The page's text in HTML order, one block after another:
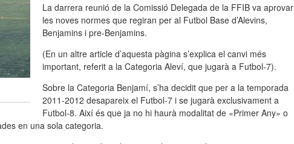
La darrera reunió de la Comissió Delegada de la FFIB va aprovar
les noves normes que regiran per al Futbol Base d’Alevins,
Benjamins i pre-Benjamins.
(En un altre article d’aquesta pàgina s’explica el canvi més
important, referit a la Categoria Aleví, que jugarà a Futbol-7).
Sobre la Categoria Benjamí, s’ha decidit que per a la temporada
2011-2012 desapareix el Futbol-7 i se jugarà exclusivament a
Futbol-8. Així és que ja no hi haurà modalitat de «Primer Any» o
en una sola categoria.